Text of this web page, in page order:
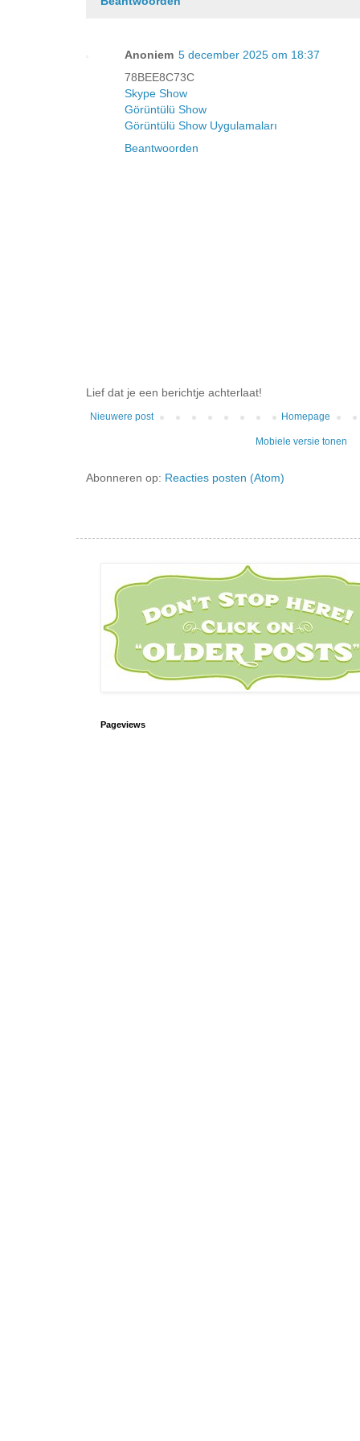
Anoniem 5 december 2025 om 18:37
78BEE8C73C
Skype Show
Görüntülü Show
Görüntülü Show Uygulamaları
Beantwoorden
Lief dat je een berichtje achterlaat!
Nieuwere post Homepage
Mobiele versie tonen
Abonneren op: Reacties posten (Atom)
Pageviews